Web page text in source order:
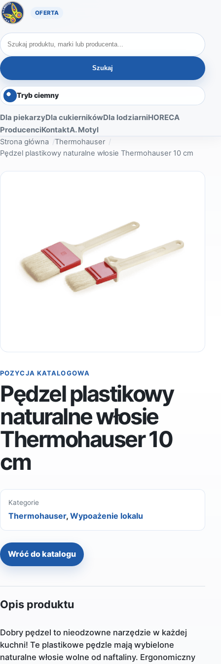
Oferta A. Motyl
Szukaj produktów
Szukaj
Tryb ciemny
Dla piekarzyDla cukiernikówDla lodziarniHORECA
ProducenciKontaktA. Motyl
Strona główna
Thermohauser
Pędzel plastikowy naturalne włosie Thermohauser 10 cm
POZYCJA KATALOGOWA
Pędzel plastikowy
naturalne włosie
Thermohauser 10
cm
Kategorie
Thermohauser, Wypoażenie lokalu
Wróć do katalogu
Opis produktu
Dobry pędzel to nieodzowne narzędzie w każdej
kuchni! Te plastikowe pędzle mają wybielone
naturalne włosie wolne od naftaliny. Ergonomiczny